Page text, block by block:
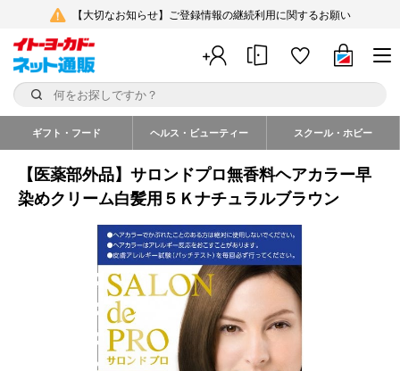
【大切なお知らせ】ご登録情報の継続利用に関するお願い
ギフト・フード ヘルス・ビューティー スクール・ホビー
【医薬部外品】サロンドプロ無香料ヘアカラー早
染めクリーム白髪用５Ｋナチュラルブラウン